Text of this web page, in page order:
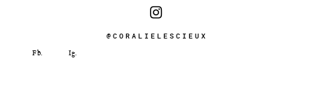
@CORALIELESCIEUX